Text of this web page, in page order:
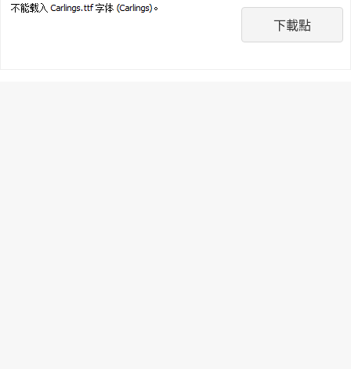
下載點